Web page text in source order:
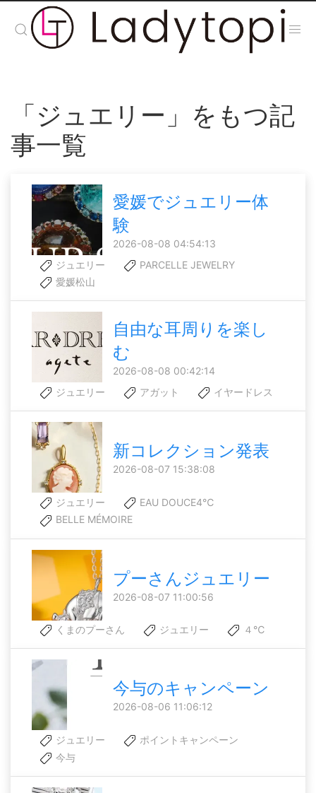
「ジュエリー」をもつ記
事一覧
愛媛でジュエリー体
験
2026-08-08 04:54:13
ジュエリー
PARCELLE JEWELRY
愛媛松山
自由な耳周りを楽し
む
2026-08-08 00:42:14
ジュエリー
アガット イヤードレス
新コレクション発表
2026-08-07 15:38:08
ジュエリー
EAU DOUCE4℃
BELLE MÉMOIRE
プーさんジュエリー
2026-08-07 11:00:56
くまのプーさん ジュエリー ４℃
今与のキャンペーン
2026-08-06 11:06:12
ジュエリー
ポイントキャンペーン
今与